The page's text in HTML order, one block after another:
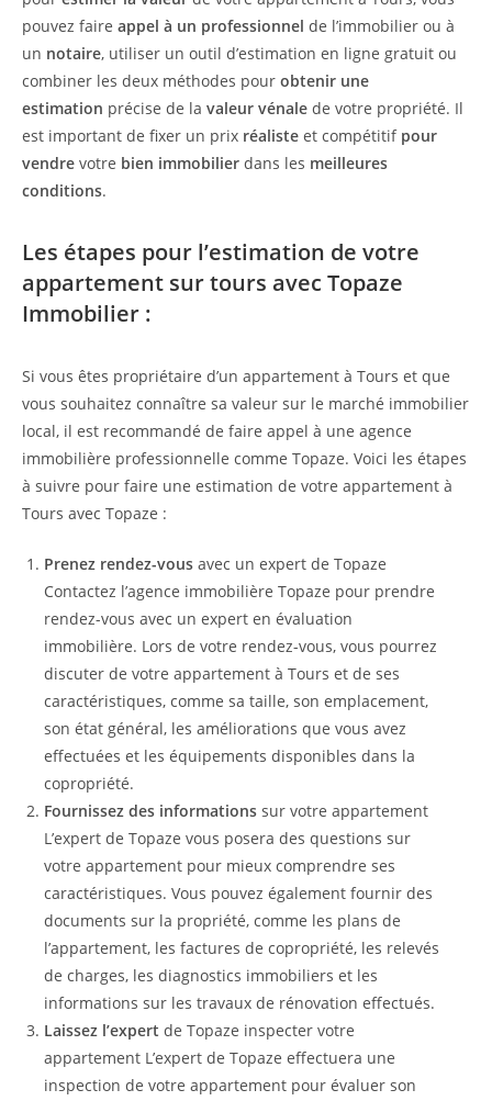
pouvez faire appel à un professionnel de l’immobilier ou à
un notaire, utiliser un outil d’estimation en ligne gratuit ou
combiner les deux méthodes pour obtenir une
estimation précise de la valeur vénale de votre propriété. Il
est important de fixer un prix réaliste et compétitif pour
vendre votre bien immobilier dans les meilleures
conditions.
Les étapes pour l’estimation de votre
appartement sur tours avec Topaze
Immobilier :
Si vous êtes propriétaire d’un appartement à Tours et que
vous souhaitez connaître sa valeur sur le marché immobilier
local, il est recommandé de faire appel à une agence
immobilière professionnelle comme Topaze. Voici les étapes
à suivre pour faire une estimation de votre appartement à
Tours avec Topaze :
Prenez rendez-vous avec un expert de Topaze
Contactez l’agence immobilière Topaze pour prendre
rendez-vous avec un expert en évaluation
immobilière. Lors de votre rendez-vous, vous pourrez
discuter de votre appartement à Tours et de ses
caractéristiques, comme sa taille, son emplacement,
son état général, les améliorations que vous avez
effectuées et les équipements disponibles dans la
copropriété.
Fournissez des informations sur votre appartement
L’expert de Topaze vous posera des questions sur
votre appartement pour mieux comprendre ses
caractéristiques. Vous pouvez également fournir des
documents sur la propriété, comme les plans de
l’appartement, les factures de copropriété, les relevés
de charges, les diagnostics immobiliers et les
informations sur les travaux de rénovation effectués.
Laissez l’expert de Topaze inspecter votre
appartement L’expert de Topaze effectuera une
inspection de votre appartement pour évaluer son